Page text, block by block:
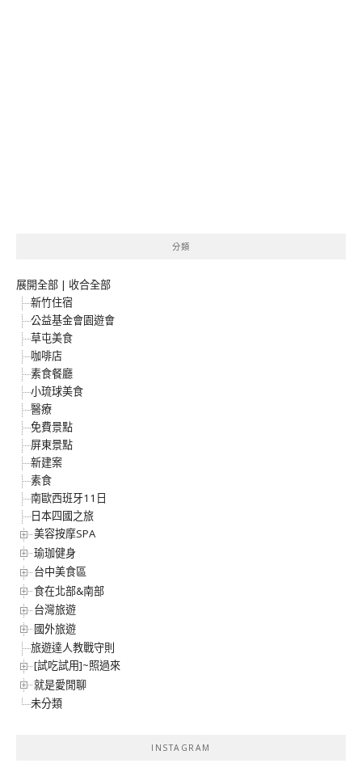
分類
展開全部 | 收合全部
新竹住宿
公益基金會園遊會
草屯美食
咖啡店
素食餐廳
小琉球美食
醫療
免費景點
屏東景點
新建案
素食
南歐西班牙11日
日本四國之旅
美容按摩SPA
瑜珈健身
台中美食區
食在北部&南部
台灣旅遊
國外旅遊
旅遊達人教戰守則
[試吃試用]~照過來
就是愛閒聊
未分類
INSTAGRAM